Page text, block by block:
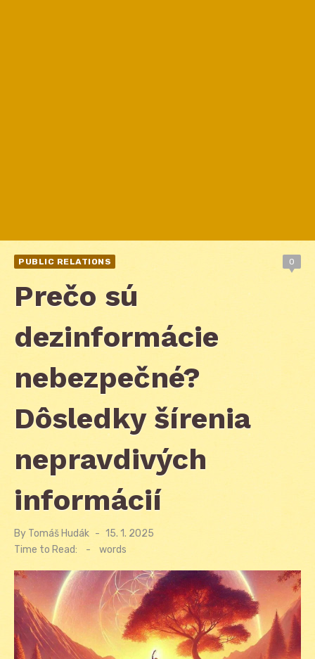
PUBLIC RELATIONS 0
Prečo sú
dezinformácie
nebezpečné?
Dôsledky šírenia
nepravdivých
informácií
By Tomáš Hudák
Posted
on
15. 1. 2025
Time to Read:
- words